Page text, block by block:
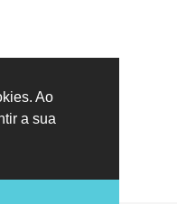
Ao
a sua